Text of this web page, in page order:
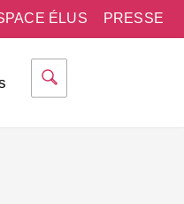
PRESSE
ÉLUS